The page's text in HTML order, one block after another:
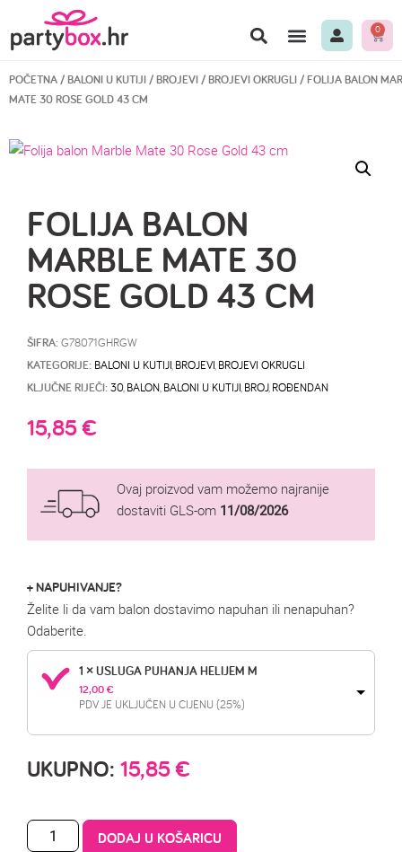
0
POČETNA/BALONI U KUTIJI/BROJEVI/BROJEVI OKRUGLI/ FOLIJA BALON
MATE 30 ROSE GOLD 43 CM
FOLIJA BALON
MARBLE MATE 30
ROSE GOLD 43 CM
ŠIFRA: G78071GHRGW
KATEGORIJE: BALONI U KUTIJI BROJEVI BROJEVI OKRUGLI
KLJUČNE RIJEČI: 30, BALON BALONI U KUTIJI BROJ, ROĐENDAN
15,85€
Ovaj proizvod vam možemo najranije
dostaviti GLS-om 11/08/2026
+ NAPUHIVANJE?
Želite li da vam balon dostavimo napuhan ili nenapuhan?
Odaberite.
1 × USLUGA PUHANJA HELIJEM M
12,00 €
PDV JE UKLJUČEN U CIJENU (25%)
UKUPNO: 15,85€
DODAJ U KOŠARICU